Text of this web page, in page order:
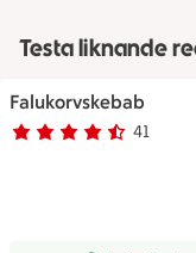
Testa liknande
Falukorvskebab
Betyg 4.3 av 5. 41
41 personer har röstat